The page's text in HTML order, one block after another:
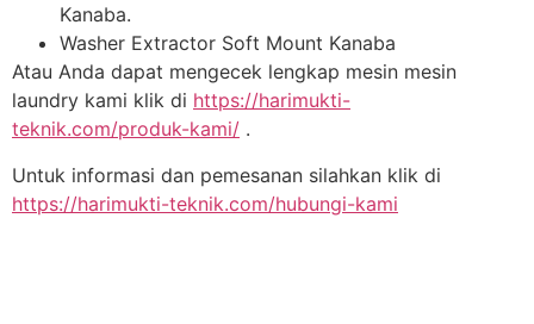
Kanaba.
Washer Extractor Soft Mount Kanaba
Atau Anda dapat mengecek lengkap mesin mesin
laundry kami klik di https://harimukti-
teknik.com/produk-kami/ .
Untuk informasi dan pemesanan silahkan klik di
https://harimukti-teknik.com/hubungi-kami